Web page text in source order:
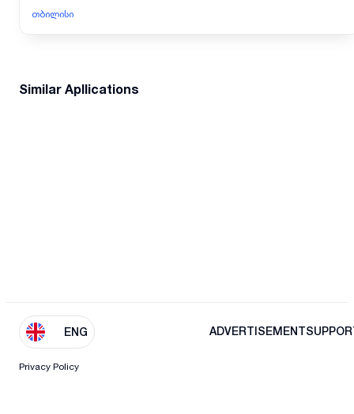
თბილისი
Similar Apllications
ENG ADVERTISEMENT
Privacy Policy